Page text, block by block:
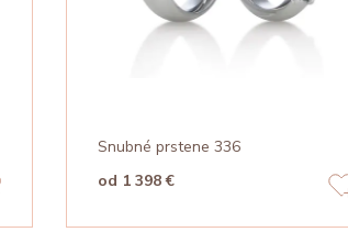
Snubné prstene 336
od 1 398 €